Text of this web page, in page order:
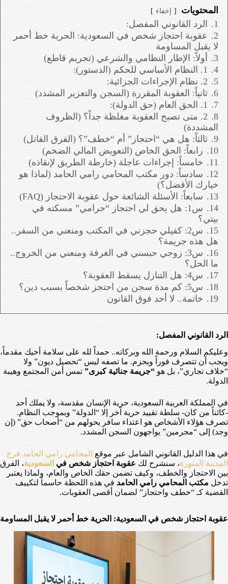
المحتويات إخفاء
1.
الرد القانوني المفصل:
2.
عقوبة احتجاز شخص في السعودية: الحرية خط أحمر
لا يقبل المساومة
3.
أولاً: الإطار النظامي والشرعي (تجريم قاطع)
4.
1. النظام الأساسي للحكم (الدستور):
5.
2. نظام الإجراءات الجزائية:
6. ثانياً: العقوبة المقررة (السجن والتعزير المشدد)
7.
1. الحق العام (حق الدولة):
8.
2. متى تصبح العقوبة مغلظة جداً؟ (الظروف
المشددة)
9. ثالثاً: هل هي “احتجاز” أم “خطف”؟ (الفرق القاتل)
10.
رابعاً: الحق الخاص (التعويض المالي الضخم)
11.
خامساً: إجراءات عاجلة (خارطة الطريق لإنقاذه)
12.
سادساً: دور مكتب المحامي رامي الحامد (لماذا هو
خيارك الأفضل؟)
13.
سابعاً: الأسئلة الشائعة حول عقوبة الاحتجاز (FAQ)
14.
س1: هل يحق لي احتجاز “حرامي” مسكته في
بيتي؟
15.
س2: كفيلي حجزني في المكتب ومنعني من السفر..
هل هذه جريمة؟
16.
س3: زوجي حبسني في الغرفة ومنعني من الخروج..
ما الحل؟
17.
س4: هل التنازل يسقط العقوبة؟
18.
س5: كم مدة سجن من احتجز شخصاً بسبب دين؟
19.
خاتمة.. لا أحد فوق القانون
الرد القانوني المفصل:
وعليكم السلام ورحمة الله وبركاته.. حمداً لله على سلامة أخيك مقدماً،
ويجب أن تتصرف فوراً وبحزم. ما تصفه ليس “تحصيل ديون” ولا
“خلاف تجاري”، بل هو “جريمة جنائية كبرى” تمس أمن المجتمع وهيبة
الدولة.
في المملكة العربية السعودية، حرية الإنسان مقدسة، ولا يملك أحد
-كائناً من كان- سلطة تقييد حرية آخر إلا “الدولة” وبموجب النظام.
تصرف هؤلاء الأشخاص هو اعتداء سافر يحولهم من “أصحاب حق” (إن
وجد) إلى “مجرمين” يواجهون السجن المشدد.
في هذا الدليل القانوني الشامل عبر موقع المحامي رامي الحامد فرع
المدينة المنورة، سنشرح لك عقوبة احتجاز شخص في السعودية، الفرق
بين الاحتجاز والخطف، وكيف تضمن حقك الخاص والعام، ولماذا يعتبر
تدخل مكتب المحامي رامي الحامد في هذه اللحظة حاسماً لتكييف
القضية كـ “خطف واحتجاز” لضمان أقصى العقوبات.
عقوبة احتجاز شخص في السعودية: الحرية خط أحمر لا يقبل المساومة